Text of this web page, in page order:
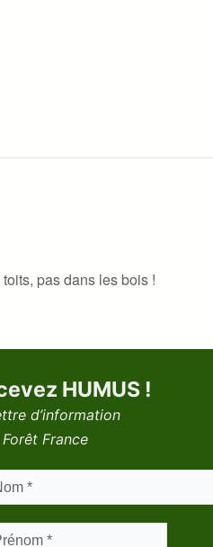
pas dans les bois !
HUMUS !
d’information
Forêt France